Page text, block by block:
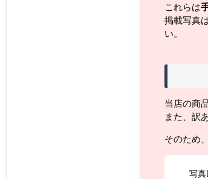
これらは
掲載写真
い。
当店の商
また、訳
そのため
写真